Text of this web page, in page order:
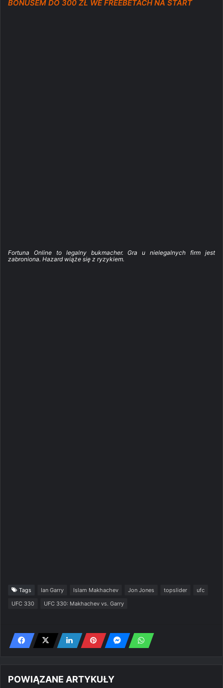
BONUSEM DO 300 ZŁ WE FREEBETACH NA START
Fortuna Online to legalny bukmacher. Gra u nielegalnych firm jest
zabroniona. Hazard wiąże się z ryzykiem.
Tags Ian Garry Islam Makhachev Jon Jones topslider
ufc
UFC 330
UFC 330: Makhachev vs. Garry
POWIĄZANE ARTYKUŁY